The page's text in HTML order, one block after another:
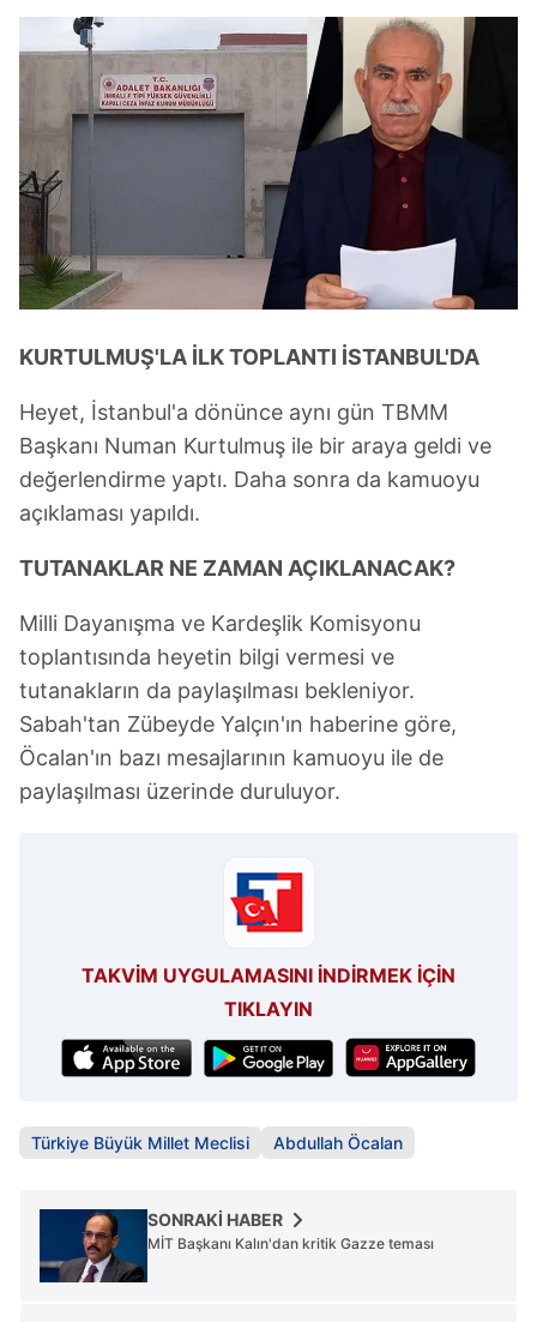
KURTULMUŞ'LA İLK TOPLANTI İSTANBUL'DA
Heyet, İstanbul'a dönünce aynı gün TBMM
Başkanı Numan Kurtulmuş ile bir araya geldi ve
değerlendirme yaptı. Daha sonra da kamuoyu
açıklaması yapıldı.
TUTANAKLAR NE ZAMAN AÇIKLANACAK?
Milli Dayanışma ve Kardeşlik Komisyonu
toplantısında heyetin bilgi vermesi ve
tutanakların da paylaşılması bekleniyor.
Sabah'tan Zübeyde Yalçın'ın haberine göre,
Öcalan'ın bazı mesajlarının kamuoyu ile de
paylaşılması üzerinde duruluyor.
TAKVİM UYGULAMASINI İNDİRMEK İÇİN
TIKLAYIN
Türkiye Büyük Millet Meclisi Abdullah Öcalan
SONRAKİ HABER
MİT Başkanı Kalın'dan kritik Gazze teması